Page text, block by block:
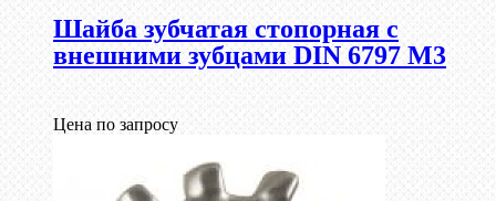
Шайба зубчатая стопорная с
внешними зубцами DIN 6797 М3
Цена по запросу